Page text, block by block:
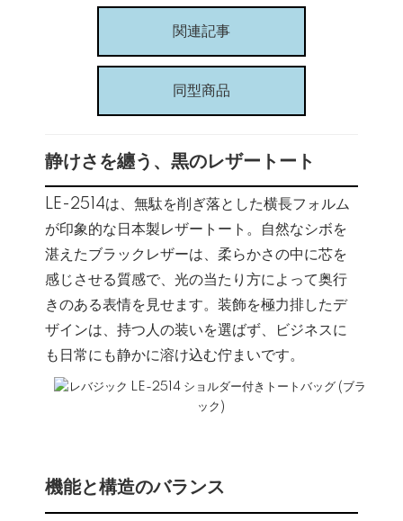
関連記事
同型商品
静けさを纏う、黒のレザートート
LE-2514は、無駄を削ぎ落とした横長フォルム
が印象的な日本製レザートート。自然なシボを
湛えたブラックレザーは、柔らかさの中に芯を
感じさせる質感で、光の当たり方によって奥行
きのある表情を見せます。装飾を極力排したデ
ザインは、持つ人の装いを選ばず、ビジネスに
も日常にも静かに溶け込む佇まいです。
機能と構造のバランス